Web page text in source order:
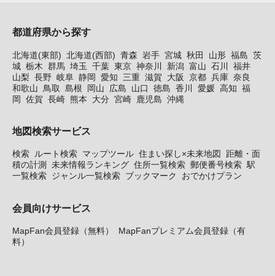
都道府県から探す
北海道(東部) 北海道(西部) 青森 岩手 宮城 秋田 山形 福島 茨
城 栃木 群馬 埼玉 千葉 東京 神奈川 新潟 富山 石川
福井
山梨 長野 岐阜 静岡 愛知 三重 滋賀 大阪 京都 兵庫 奈良
和歌山
鳥取 島根 岡山 広島 山口 徳島 香川 愛媛 高知 福
岡 佐賀 長崎 熊本 大分 宮崎 鹿児島 沖縄
地図検索サービス
検索 ルート検索 マップツール 住まい探し×未来地図
距離・面
積の計測
未来情報ランキング 住所一覧検索 郵便番号検索 駅
一覧検索 ジャンル一覧検索 ブックマーク おでかけプラン
会員向けサービス
MapFan会員登録（無料）
MapFanプレミアム会員登録（有
料）